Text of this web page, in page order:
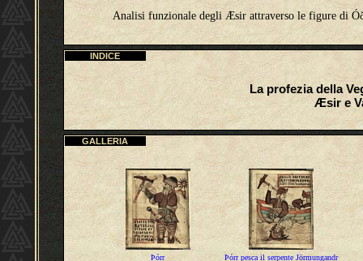
Analisi funzionale degli Æsir attraverso le figure di
INDICE
La profezia della
Æsir e
GALLERIA
Þórr
Þórr pesca il serpente Jörmungandr